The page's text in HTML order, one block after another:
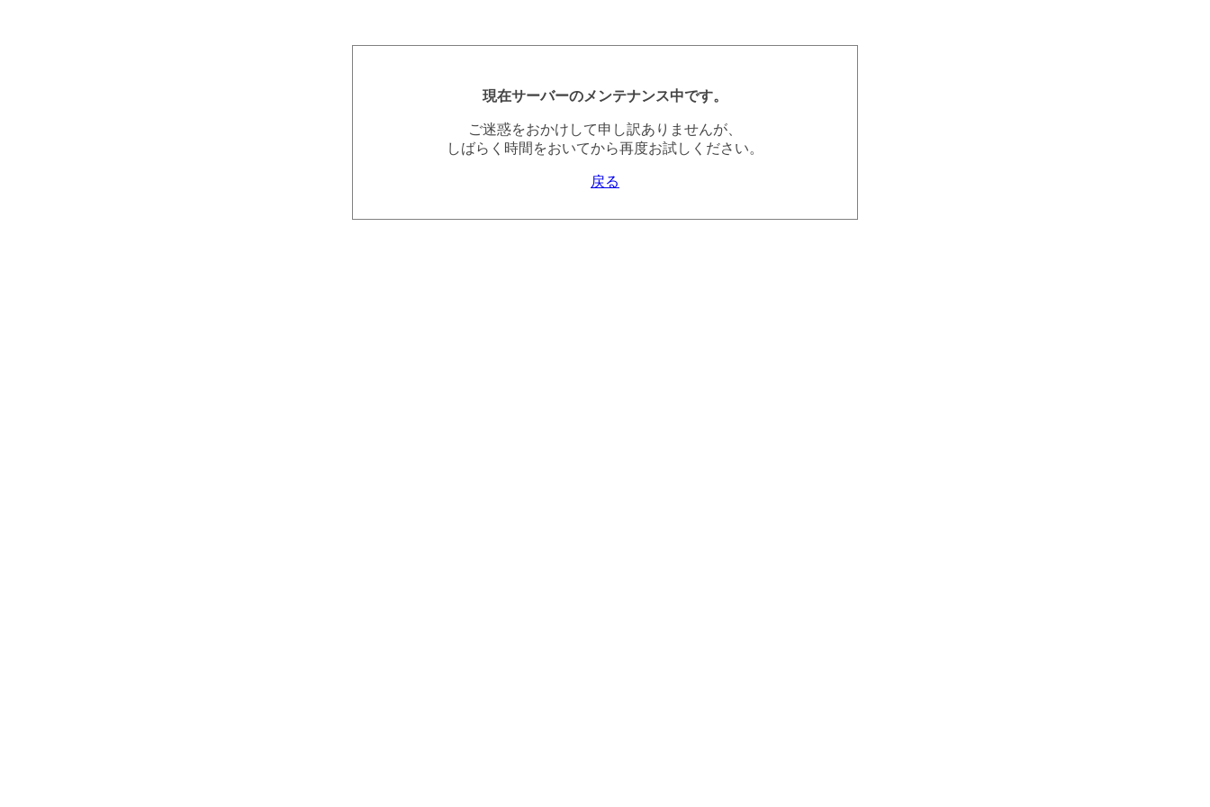
現在サーバーのメンテナンス中です。
ご迷惑をおかけして申し訳ありませんが、
しばらく時間をおいてから再度お試しください。
戻る